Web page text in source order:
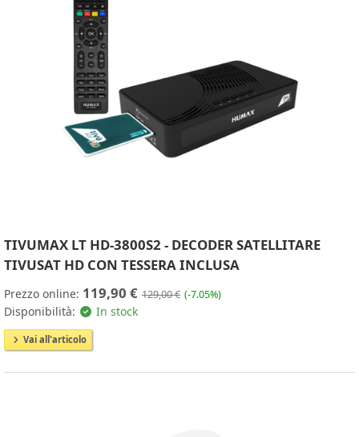
TIVUMAX LT HD-3800S2 - DECODER SATELLITARE
TIVUSAT HD CON TESSERA INCLUSA
Prezzo online: 119,90 € 129,00 € (-7.05%)
Disponibilità: In stock
Vai all'articolo